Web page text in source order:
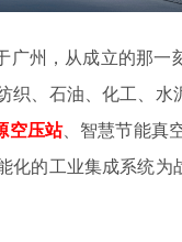
广州，从成立的那
、石油、化工、水
空压站、智慧节能真
化的工业集成系统